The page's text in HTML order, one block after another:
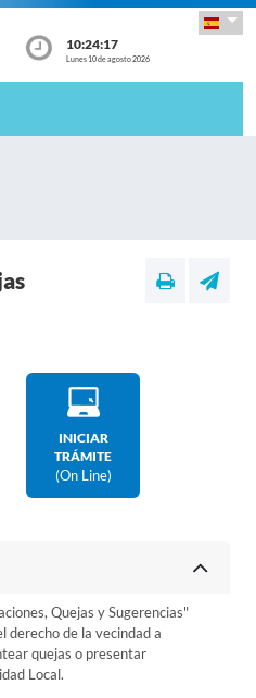
10:24:17
Lunes 10 de agosto 2026
INICIAR
TRÁMITE
(on Line)
Quejas y Sugerencias"
de la vecindad a
quejas o presentar
Local.